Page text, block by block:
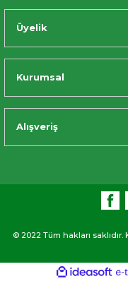
Üyelik
Kurumsal
Alışveriş
© 2022 Tüm hakları